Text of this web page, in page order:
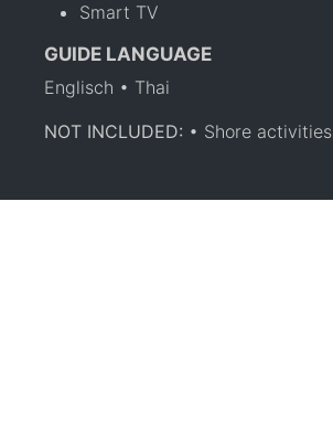
Smart TV
GUIDE LANGUAGE
Englisch • Thai
NOT INCLUDED: • Shore activities